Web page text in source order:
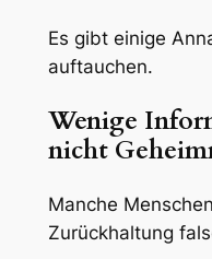
Es gibt einige
auftauchen.
Wenige
nicht
Manche
Zurückhaltung